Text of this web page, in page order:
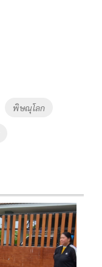
พิษณุโลก